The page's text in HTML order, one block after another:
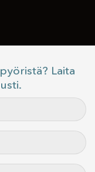
Laita